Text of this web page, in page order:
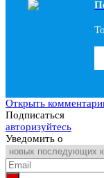
Открыть
Подписаться
авторизуйтесь
Уведомить о